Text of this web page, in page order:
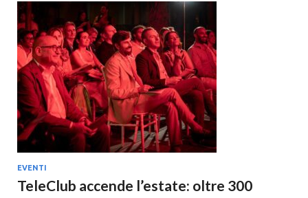
EVENTI
TeleClub accende l’estate: oltre 300